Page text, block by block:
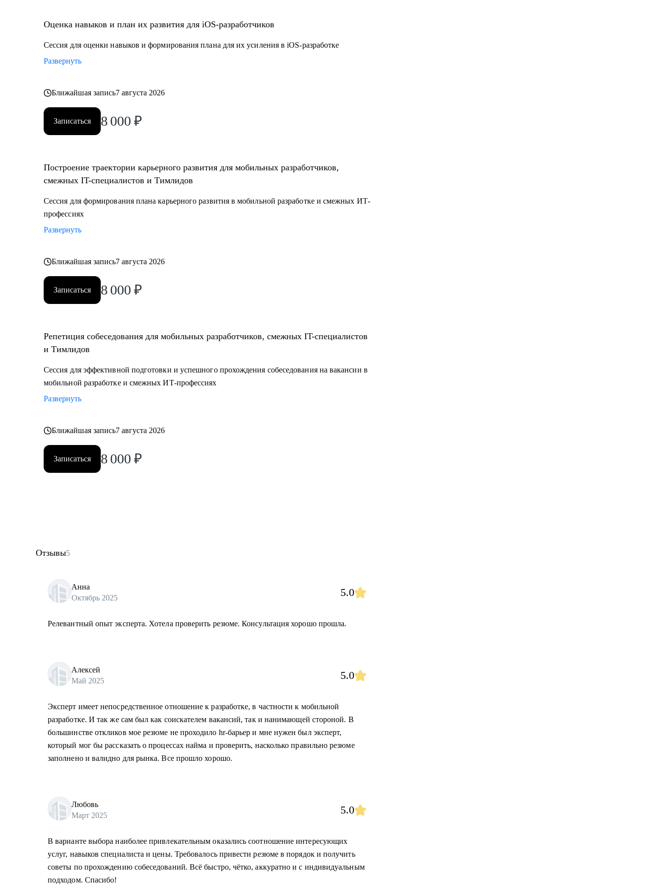
• IT-лидам, кто недавно стал руководителем, и Project-менеджерам
• Тестировщикам, аналитикам, Data-инженерам, backend- и frontend-разработчикам
Оценка навыков и план их развития для iOS-разработчиков
Сессия для оценки навыков и формирования плана для их усиления в iOS-разработке
Развернуть
Ближайшая запись7 августа 2026
Записаться 8 000 ₽
Построение траектории карьерного развития для мобильных разработчиков,
смежных IT-специалистов и Тимлидов
Сессия для формирования плана карьерного развития в мобильной разработке и смежных ИТ-
профессиях
Развернуть
Ближайшая запись7 августа 2026
Записаться 8 000 ₽
Репетиция собеседования для мобильных разработчиков, смежных IT-специалистов
и Тимлидов
Сессия для эффективной подготовки и успешного прохождения собеседования на вакансии в
мобильной разработке и смежных ИТ-профессиях
Развернуть
Ближайшая запись7 августа 2026
Записаться 8 000 ₽
Отзывы5
Анна
Октябрь 2025
5.0
Релевантный опыт эксперта. Хотела проверить резюме. Консультация хорошо прошла.
Алексей
Май 2025
5.0
Эксперт имеет непосредственное отношение к разработке, в частности к мобильной
разработке. И так же сам был как соискателем вакансий, так и нанимающей стороной. В
большинстве откликов мое резюме не проходило hr-барьер и мне нужен был эксперт,
который мог бы рассказать о процессах найма и проверить, насколько правильно резюме
заполнено и валидно для рынка. Все прошло хорошо.
Любовь
Март 2025
5.0
В варианте выбора наиболее привлекательным оказались соотношение интересующих
услуг, навыков специалиста и цены. Требовалось привести резюме в порядок и получить
советы по прохождению собеседований. Всё быстро, чётко, аккуратно и с индивидуальным
подходом. Спасибо!